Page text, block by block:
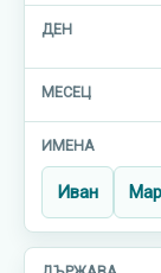
Иван